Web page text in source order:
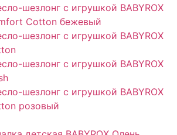
шезлонг с игрушкой BABYROX
Cotton бежевый
шезлонг с игрушкой BABYROX
шезлонг с игрушкой BABYROX
шезлонг с игрушкой BABYROX
розовый